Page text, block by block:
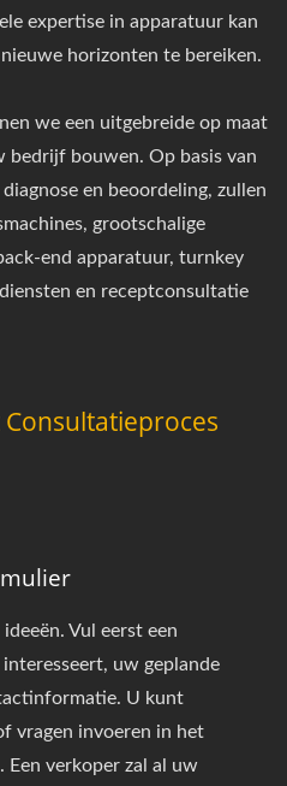
expertise in apparatuur kan
horizonten te bereiken.
we een uitgebreide op maat
bedrijf bouwen. Op basis van
en beoordeling, zullen
grootschalige
end apparatuur, turnkey
en receptconsultatie
Vul eerst een
uw geplande
U kunt
vragen invoeren in het
Een verkoper zal al uw